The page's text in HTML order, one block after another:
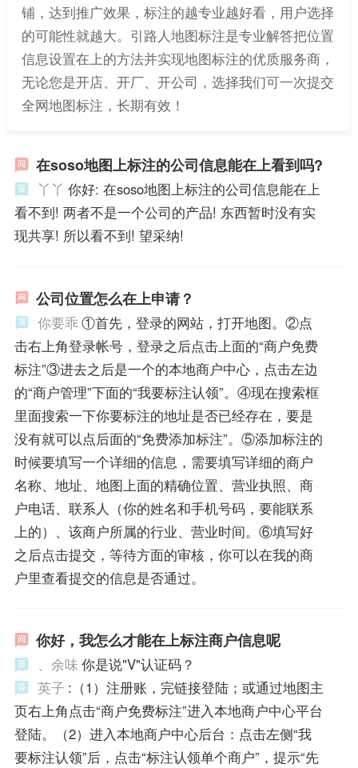
铺，达到推广效果，标注的越专业越好看，用户选择
的可能性就越大。引路人地图标注是专业解答把位置
信息设置在上的方法并实现地图标注的优质服务商，
无论您是开店、开厂、开公司，选择我们可一次提交
全网地图标注，长期有效！
在soso地图上标注的公司信息能在上看到吗?
丫丫 你好: 在soso地图上标注的公司信息能在上
看不到! 两者不是一个公司的产品! 东西暂时没有实
现共享! 所以看不到! 望采纳!
公司位置怎么在上申请？
你要乖①首先，登录的网站，打开地图。②点
击右上角登录帐号，登录之后点击上面的“商户免费
标注”③进去之后是一个的本地商户中心，点击左边
的“商户管理”下面的“我要标注认领”。④现在搜索框
里面搜索一下你要标注的地址是否已经存在，要是
没有就可以点后面的“免费添加标注”。⑤添加标注的
时候要填写一个详细的信息，需要填写详细的商户
名称、地址、地图上面的精确位置、营业执照、商
户电话、联系人（你的姓名和手机号码，要能联系
上的）、该商户所属的行业、营业时间。⑥填写好
之后点击提交，等待方面的审核，你可以在我的商
户里查看提交的信息是否通过。
你好，我怎么才能在上标注商户信息呢
、余味 你是说"V"认证码？
英子 :（1）注册账，完链接登陆；或通过地图主
页右上角点击“商户免费标注”进入本地商户中心平台
登陆。（2）进入本地商户中心后台：点击左侧“我
要标注认领”后，点击“标注认领单个商户”，提示“先